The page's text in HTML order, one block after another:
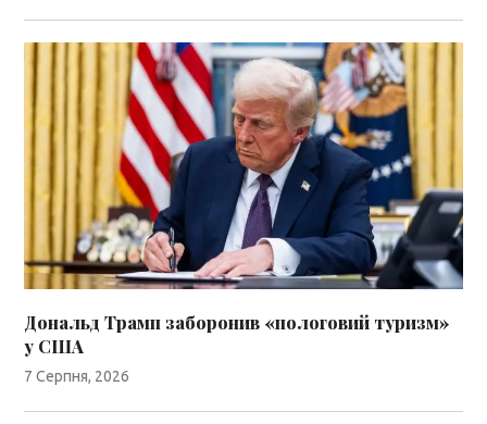
Дональд Трамп заборонив «пологовий туризм»
у США
7 Серпня, 2026